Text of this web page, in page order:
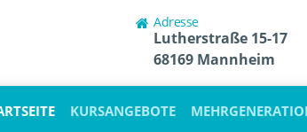
Adresse
Lutherstraße 15-17
68169 Mannheim
KURSANGEBOTE